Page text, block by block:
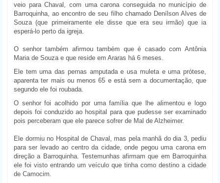
veio para Chaval, com uma carona conseguida no município de
Barroquinha, ao encontro de seu filho chamado Denílson Alves de
Souza (que primeiramente ele disse que era seu irmão) que ia
esperá-lo perto da igreja.
O senhor também afirmou também que é casado com Antônia
Maria de Souza e que reside em Araras há 6 meses.
Ele tem uma das pernas amputada e usa muleta e uma prótese,
aparenta ter mais ou menos 65 e está sem a documentação, que
segundo ele foi roubada.
O senhor foi acolhido por uma família que lhe alimentou e logo
depois foi conduzido ao hospital para que pudesse ser examinado
pois perceberam que ele parece sofrer de Mal de Alzheimer.
Ele dormiu no Hospital de Chaval, mas pela manhã do dia 3, pediu
para ser levado ao centro da cidade, onde pegou uma carona em
direção a Barroquinha. Testemunhas afirmam que em Barroquinha
ele foi visto entrando um veículo que tinha como destino a cidade
de Camocim.